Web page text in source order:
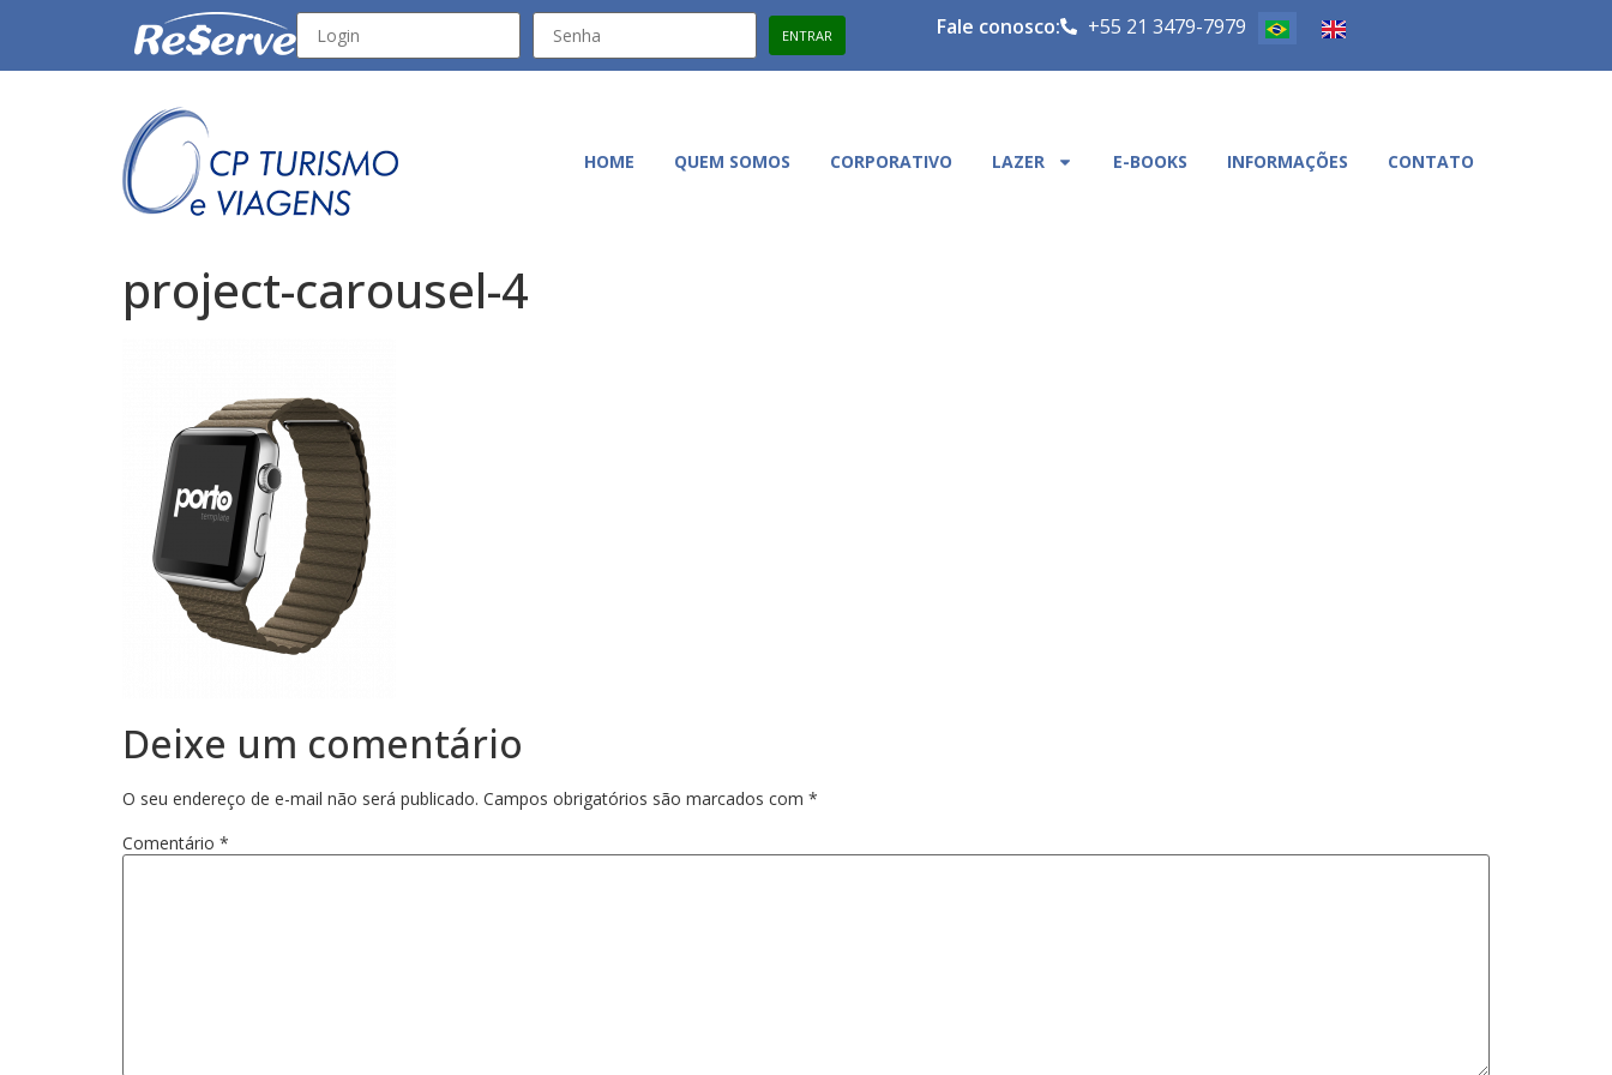
Fale conosco: +55 21 3479-7979
HOME QUEM SOMOS CORPORATIVO LAZER E-BOOKS INFORMAÇÕES CONTATO
project-carousel-4
Deixe um comentário
O seu endereço de e-mail não será publicado. Campos obrigatórios são marcados com *
Comentário *